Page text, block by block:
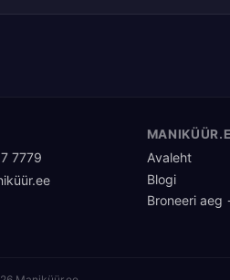
7779
Avaleht
Blogi
Broneeri aeg